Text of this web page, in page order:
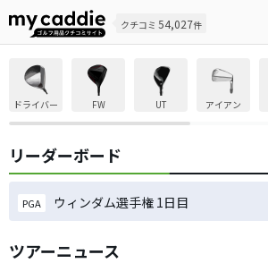
クチコミ 54,027件
ドライバー FW UT アイアン
リーダーボード
PGA ウィンダム選手権 1日目
ツアーニュース